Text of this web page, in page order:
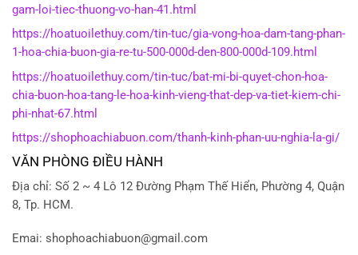
gam-loi-tiec-thuong-vo-han-41.html
https://hoatuoilethuy.com/tin-tuc/gia-vong-hoa-dam-tang-phan-
1-hoa-chia-buon-gia-re-tu-500-000d-den-800-000d-109.html
https://hoatuoilethuy.com/tin-tuc/bat-mi-bi-quyet-chon-hoa-
chia-buon-hoa-tang-le-hoa-kinh-vieng-that-dep-va-tiet-kiem-chi-
phi-nhat-67.html
https://shophoachiabuon.com/thanh-kinh-phan-uu-nghia-la-gi/
VĂN PHÒNG ĐIỀU HÀNH
Địa chỉ: Số 2 ~ 4 Lô 12 Đường Phạm Thế Hiển, Phường 4, Quận
8, Tp. HCM.
Emai: shophoachiabuon@gmail.com